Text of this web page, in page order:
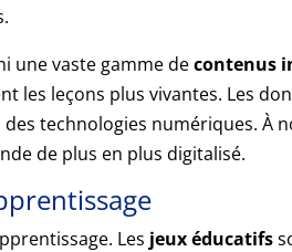
une vaste gamme decontenus
les leçons plus vivantes. Les
technologies numériques. À
de plus en plus digitalisé.
Les jeux éducatifs